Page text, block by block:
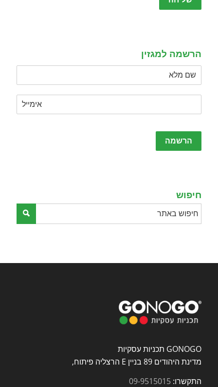
leave
הרשמה למגזין
Please
leave
חיפוש
GONOGO תכניות עסקיות
מדינת היהודים 89 בניין E הרצליה פיתוח,
התקשרו: 09-9515015